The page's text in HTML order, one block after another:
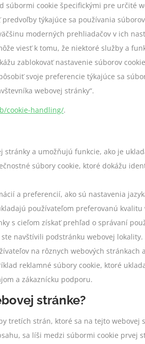
súbormi cookie špecifickými pre určité
týkajúce sa používania
moderných prehliadačov v ich
viesť k tomu, že niektoré služby a
zablokovať nastavenie súborov
svoje preferencie týkajúce sa
webovej stránky“.
cookie-handling/.
a umožňujú funkcie, ako je
súbory cookie, ktoré dokážu
a preferencií, ako sú nastavenia
používateľom preferovanú kvalitu
s cieľom získať prehľad o správaní
navštívili podstránku webovej lokality.
na rôznych webových stránkach
reklamné súbory cookie, ktoré
a zákaznícku podporu.
stránke?
tretích strán, ktoré sa na tejto webovej
sa líši medzi súbormi cookie prvej